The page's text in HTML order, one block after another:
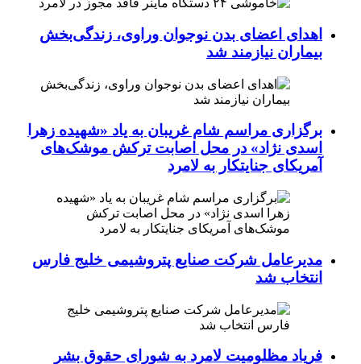
اهدای اعضای بدن نوجوان وراوی، زندگی‌بخش
بیماران نیازمند شد
برگزاری مراسم شام غریبان به یاد «شهیده زهرا
اسدی نژاد» در محل اصابت ترکش موشک‌های
آمریکای جنایتکار به لامرد
مدیرعامل شرکت صنایع پتروشیمی خلیج فارس
انتخاب شد
فریاد مظلومیت لامرد به شورای حقوق بشر